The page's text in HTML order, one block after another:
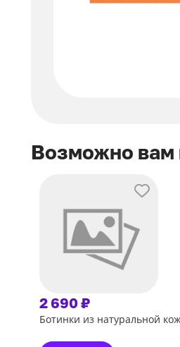
Возможно вам
2 690 ₽
Ботинки из натуральной